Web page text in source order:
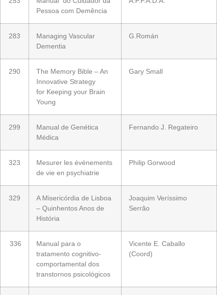
Pessoa com Demência
283
Managing Vascular
Dementia
G.Román
290
The Memory Bible – An
Innovative Strategy
for Keeping your Brain
Young
Gary Small
299
Manual de Genética
Médica
Fernando J. Regateiro
323
Mesurer les événements
de vie en psychiatrie
Philip Gorwood
329
A Misericórdia de Lisboa
– Quinhentos Anos de
História
Joaquim Veríssimo
Serrão
336
Manual para o
tratamento cognitivo-
comportamental dos
transtornos psicológicos
Vicente E. Caballo
(Coord)